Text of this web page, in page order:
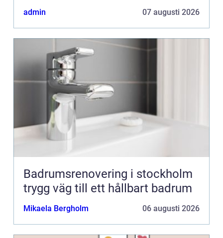
admin 07 augusti 2026
Badrumsrenovering i stockholm
trygg väg till ett hållbart badrum
Mikaela Bergholm 06 augusti 2026